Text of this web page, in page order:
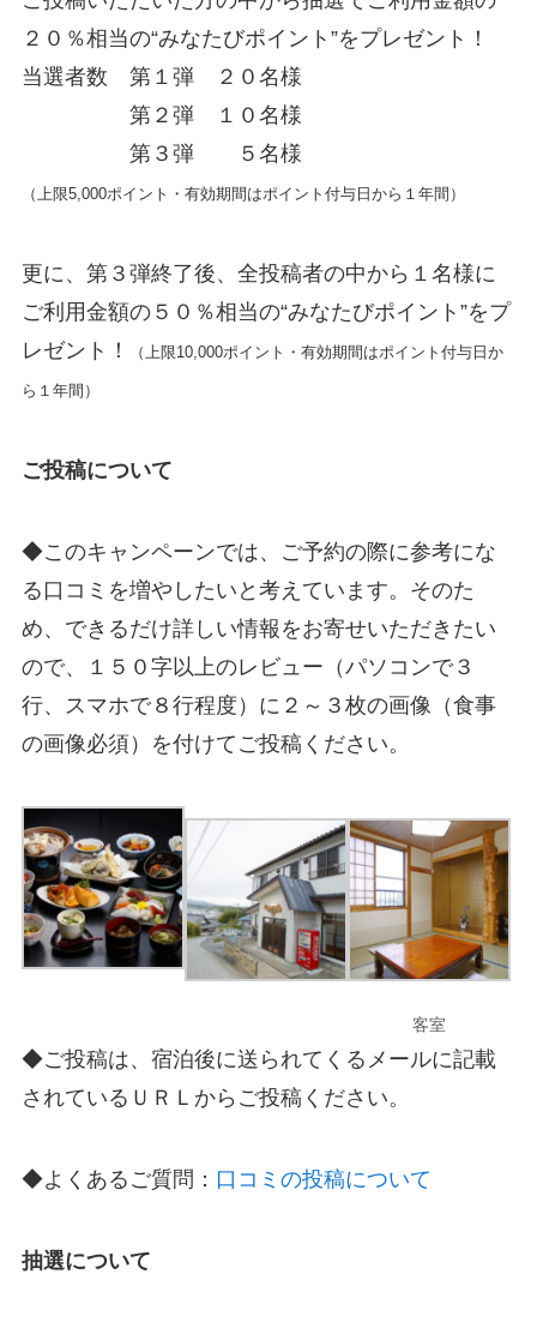
２０％相当の“みなたびポイント”をプレゼント！
当選者数 第１弾 ２０名様
第２弾 １０名様
第３弾 ５名様
（上限5,000ポイント・有効期間はポイント付与日から１年間）
更に、第３弾終了後、全投稿者の中から１名様に
ご利用金額の５０％相当の“みなたびポイント”をプ
レゼント！
（上限10,000ポイント・有効期間はポイント付与日か
ら１年間）
ご投稿について
◆このキャンペーンでは、ご予約の際に参考にな
る口コミを増やしたいと考えています。そのた
め、できるだけ詳しい情報をお寄せいただきたい
ので、１５０字以上のレビュー（パソコンで３
行、スマホで８行程度）に２～３枚の画像（食事
の画像必須）を付けてご投稿ください。
客室
◆ご投稿は、宿泊後に送られてくるメールに記載
されているＵＲＬからご投稿ください。
◆よくあるご質問： 口コミの投稿について
抽選について